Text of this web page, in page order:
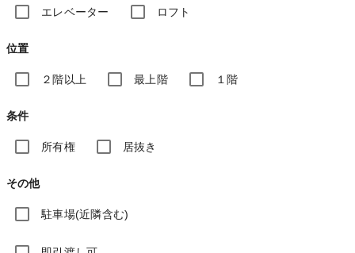
エレベーター ロフト
位置
２階以上 最上階 １階
条件
所有権 居抜き
その他
駐車場(近隣含む)